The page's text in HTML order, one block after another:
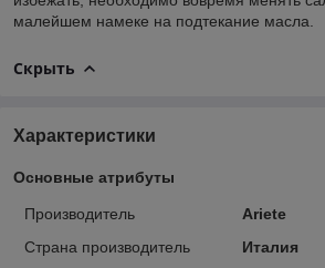
малейшем намеке на подтекание масла.
Скрыть
Характеристики
Основные атрибуты
Производитель
Ariete
Страна производитель
Италия